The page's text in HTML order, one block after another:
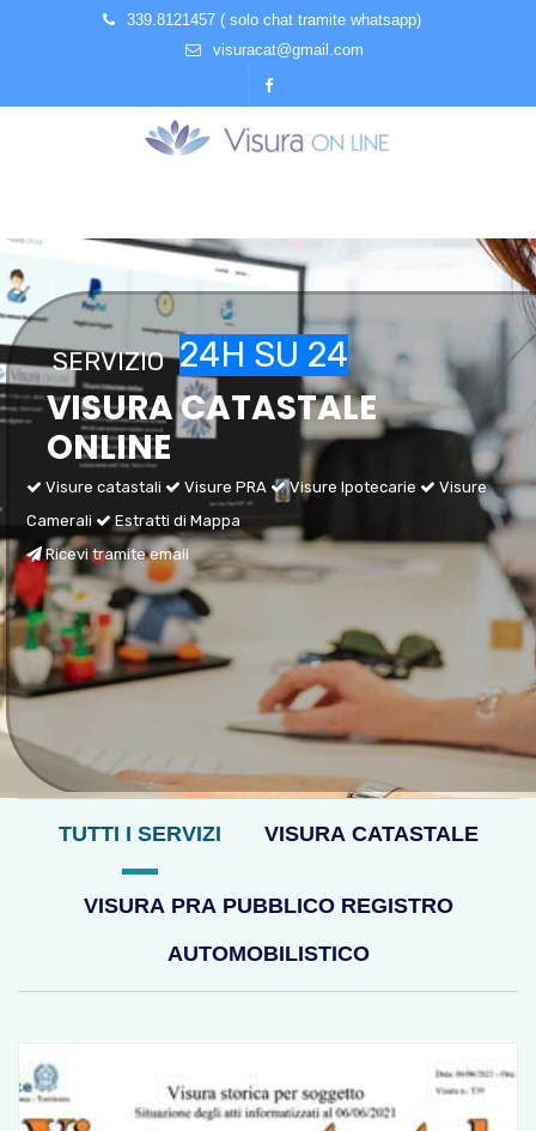
339.8121457 ( solo chat tramite whatsapp)
visuracat@gmail.com
SERVIZIO
VISURA CATASTALE
ONLINE
Visure catastali Visure PRA Visure Ipotecarie
Visure
Camerali
Estratti di Mappa
Ricevi tramite email
24H SU 24
TUTTI I SERVIZI VISURA CATASTALE
VISURA PRA PUBBLICO REGISTRO
AUTOMOBILISTICO